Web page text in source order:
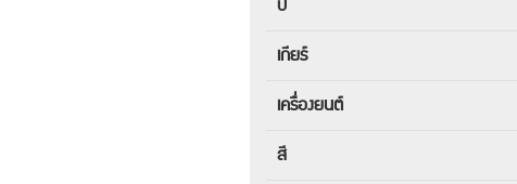
ปี
เกียร์
เครื่องยนต์
สี